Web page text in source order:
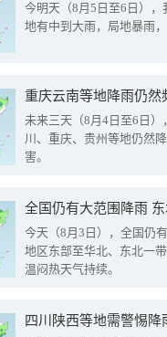
今明天（8月5日至6日）
地有中到大雨，局地暴雨
重庆云南等地降雨仍然
未来三天（8月4日至6日
川、重庆、贵州等地仍然
害。
全国仍有大范围降雨
今天（8月3日），全国仍
地区东部至华北、东北一
温闷热天气持续。